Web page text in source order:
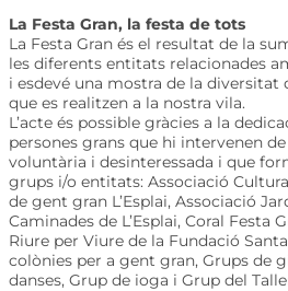
La Festa Gran, la festa de tots
La Festa Gran és el resultat de la
les diferents entitats relacionades
i esdevé una mostra de la diversitat
que es realitzen a la nostra vila.
L’acte és possible gràcies a la
persones grans que hi intervenen
voluntària i desinteressada i que
grups i/o entitats: Associació
de gent gran L’Esplai, Associació
Caminades de L’Esplai, Coral Festa
Riure per Viure de la Fundació
colònies per a gent gran, Grups de
danses, Grup de ioga i Grup del